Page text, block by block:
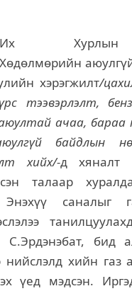
Хурлын
хэрэгжилт/
тээвэрлэлт,
ачаа, бараа
байдлын
хийх/-д хяналт
талаар
Энэхүү саналыг
бид
нийслэлд хийн газ
үед мэдсэн.